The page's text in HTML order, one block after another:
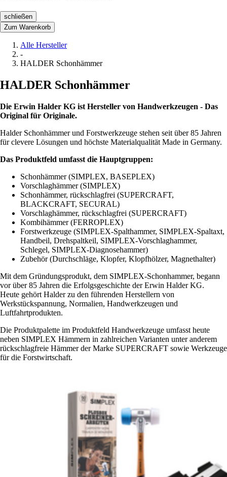
schließen
Zum Warenkorb
Alle Hersteller
-
HALDER Schonhämmer
HALDER Schonhämmer
Die Erwin Halder KG ist Hersteller von Handwerkzeugen - Das
Original für Originale.
Halder Schonhämmer und Forstwerkzeuge stehen seit über 85 Jahren
für clevere Lösungen und höchste Materialqualität Made in Germany.
Das Produktfeld umfasst die Hauptgruppen:
Schonhämmer (SIMPLEX, BASEPLEX)
Vorschlaghämmer (SIMPLEX)
Schonhämmer, rückschlagfrei (SUPERCRAFT,
BLACKCRAFT, SECURAL)
Vorschlaghämmer, rückschlagfrei (SUPERCRAFT)
Kombihämmer (FERROPLEX)
Forstwerkzeuge (SIMPLEX-Spalthammer, SIMPLEX-Spaltaxt,
Handbeil, Drehspaltkeil, SIMPLEX-Vorschlaghammer,
Schlegel, SIMPLEX-Diagnosehammer)
Zubehör (Durchschläge, Klopfer, Klopfhölzer, Magnethalter)
Mit dem Gründungsprodukt, dem SIMPLEX-Schonhammer, begann
vor über 85 Jahren die Erfolgsgeschichte der Erwin Halder KG.
Heute gehört Halder zu den führenden Herstellern von
Werkstückspannung, Normalien, Handwerkzeugen und
Luftfahrtprodukten.
Die Produktpalette im Produktfeld Handwerkzeuge umfasst heute
neben SIMPLEX Hämmern in zahlreichen Varianten unter anderem
rückschlagfreie Hämmer der Marke SUPERCRAFT sowie Werkzeuge
für die Forstwirtschaft.